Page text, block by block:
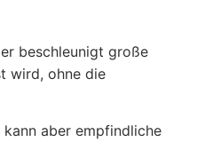
beschleunigt große
wird, ohne die
aber empfindliche